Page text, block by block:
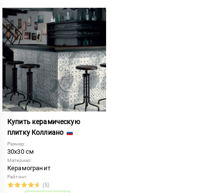
Купить керамическую
плитку Коллиано
Размер:
30x30 см
Материал:
Керамогранит
Рейтинг:
(5)